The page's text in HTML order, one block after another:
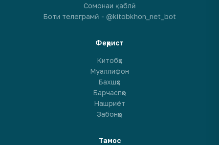
Сомонаи қаблӣ
Боти телеграмӣ - @kitobkhon_net_bot
Феҳрист
Китобҳо
Муаллифон
Бахшҳо
Барчаспҳо
Нашриёт
Забонҳо
Тамос